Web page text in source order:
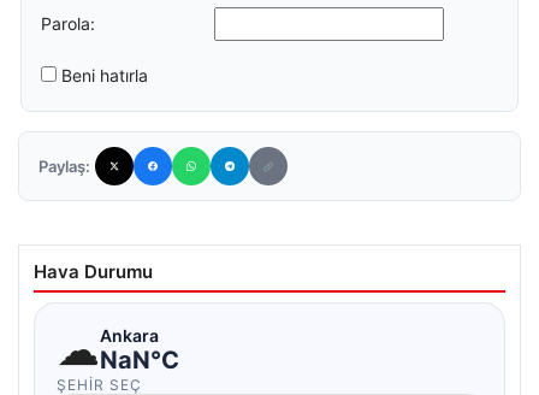
Parola:
Beni hatırla
Paylaş:
Hava Durumu
☁Ankara
NaN°C
ŞEHIR SEÇ